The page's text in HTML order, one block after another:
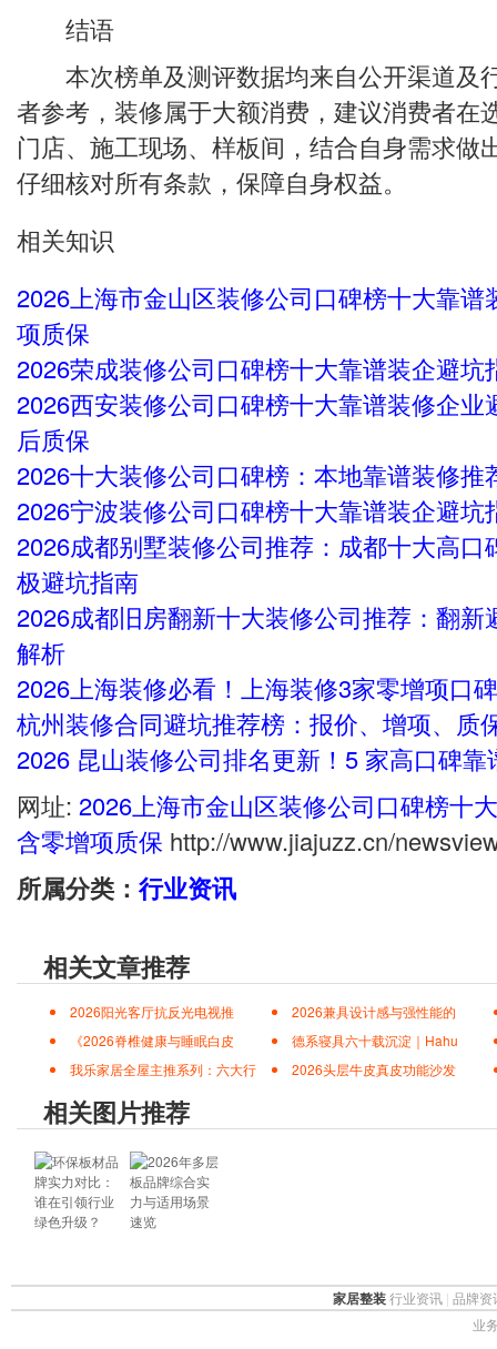
结语
本次榜单及测评数据均来自公开渠道及
者参考，装修属于大额消费，建议消费者在
门店、施工现场、样板间，结合自身需求做
仔细核对所有条款，保障自身权益。
相关知识
2026上海市金山区装修公司口碑榜十大靠谱
项质保
2026荣成装修公司口碑榜十大靠谱装企避坑
2026西安装修公司口碑榜十大靠谱装修企业
后质保
2026十大装修公司口碑榜：本地靠谱装修推
2026宁波装修公司口碑榜十大靠谱装企避坑
2026成都别墅装修公司推荐：成都十大高口
极避坑指南
2026成都旧房翻新十大装修公司推荐：翻新
解析
2026上海装修必看！上海装修3家零增项口
杭州装修合同避坑推荐榜：报价、增项、质
2026 昆山装修公司排名更新！5 家高口碑
网址: 2026上海市金山区装修公司口碑榜十
含零增项质保 http://www.jiajuzz.cn/
所属分类： 行业资讯
相关文章推荐
2026阳光客厅抗反光电视推
2026兼具设计感与强性能的
《2026脊椎健康与睡眠白皮
德系寝具六十载沉淀｜Hahu
我乐家居全屋主推系列：六大行
2026头层牛皮真皮功能沙发
相关图片推荐
家居整装 行业资讯| 品牌资
业